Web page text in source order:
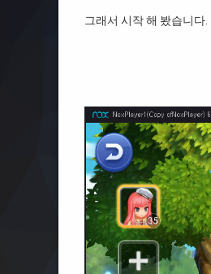
그래서 시작 해 봤습니다.